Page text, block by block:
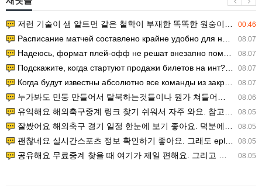
00:46
저런 기술이 샘 알트먼 같은 철학이 부재한 똑똑한 원숭이에게 있다는게 문제.
08.07
Расписание матчей составлено крайне удобно для нашего часово…
08.07
Надеюсь, формат плей-офф не решат внезапно поменять. https:/…
08.07
Подскажите, когда стартуют продажи билетов на инт? https://g…
08.07
Когда будут известны абсолютно все команды из закрытых квали…
08.06
누가봐도 민둥 만들어서 탈북하는것들이나 뭔가 쳐들어오는 낌새를 미리 알아차리기 위함이지 저걸 전쟁준비라고 하…
08.05
유익해요 해외축구중계 링크 찾기 쉬워서 자주 와요. 참고로 무료스포츠중계 정보 확인할 때 출처 꼭 체크해요.…
08.05
잘봤어요 해외축구 경기 일정 한눈에 보기 좋아요. 덕분에 epl중계 볼 때 공식 중계 채널 먼저 찾아봐요. …
08.05
괜찮네요 실시간스포츠 정보 확인하기 좋아요. 그래도 epl중계 볼 때 공식 중계 채널 먼저 찾아봐요. 북마크…
08.05
공유해요 무료중계 찾을 때 여기가 제일 편해요. 그리고 무료스포츠중계 정보 확인할 때 출처 꼭 체크해요. 앞…